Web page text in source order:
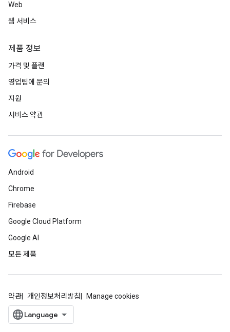
Web
웹 서비스
제품 정보
가격 및 플랜
영업팀에 문의
지원
서비스 약관
Android
Chrome
Firebase
Google Cloud Platform
Google AI
모든 제품
약관 개인정보처리방침 Manage cookies